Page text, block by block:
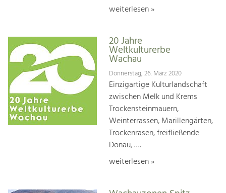
weiterlesen »
20 Jahre
Weltkulturerbe
Wachau
Donnerstag, 26. März 2020
Einzigartige Kulturlandschaft
zwischen Melk und Krems
Trockensteinmauern,
Weinterrassen, Marillengärten,
Trockenrasen, freifließende
Donau, ….
weiterlesen »